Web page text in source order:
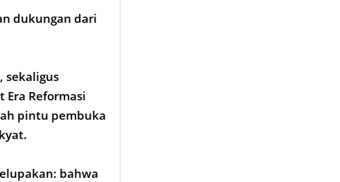
dukungan dari
sekaligus
Era Reformasi
pintu pembuka
bahwa